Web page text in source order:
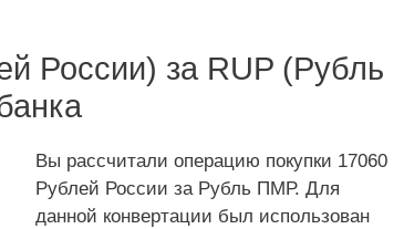
России) за RUP (Рубль
Вы рассчитали операцию покупки 17060
Рублей России за Рубль ПМР. Для
данной конвертации был использован